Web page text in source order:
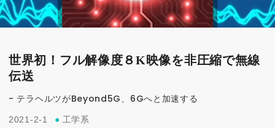
世界初！フル解像度８K映像を非圧縮で無線
伝送
- テラヘルツがBeyond5G、6Gへと加速する
2021-2-1 ● 工学系